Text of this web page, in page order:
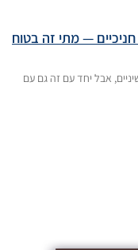
חניכיים — מתי זה בטוח
רצון ליישר שיניים, אבל יחד עם זה גם עם